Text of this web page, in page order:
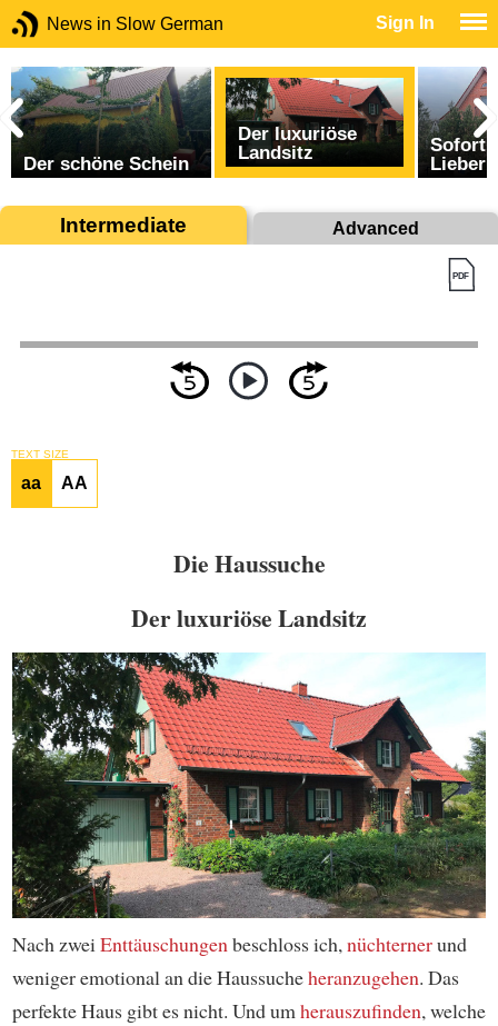
News in Slow German Sign In
Der schöne Schein
Der luxuriöse
Landsitz
Sofort
Lieber
Intermediate Advanced
TEXT SIZE
aa AA
Die Haussuche
Der luxuriöse Landsitz
Nach zweiEnttäuschungenbeschloss ich,nüchternerund
weniger emotional an die Haussucheheranzugehen. Das
perfekte Haus gibt es nicht. Und umherauszufinden, welche